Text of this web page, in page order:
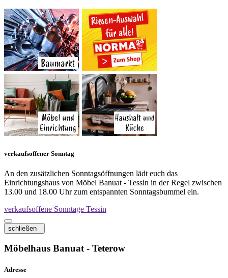
verkaufsoffener Sonntag
An den zusätzlichen Sonntagsöffnungen lädt euch das
Einrichtungshaus von Möbel Banuat - Tessin in der Regel zwischen
13.00 und 18.00 Uhr zum entspannten Sonntagsbummel ein.
verkaufsoffene Sonntage Tessin
schließen
Möbelhaus Banuat - Teterow
Adresse